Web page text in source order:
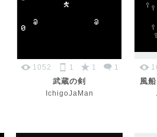
1052 1 1 1
武蔵の剣
IchigoJaMan
風